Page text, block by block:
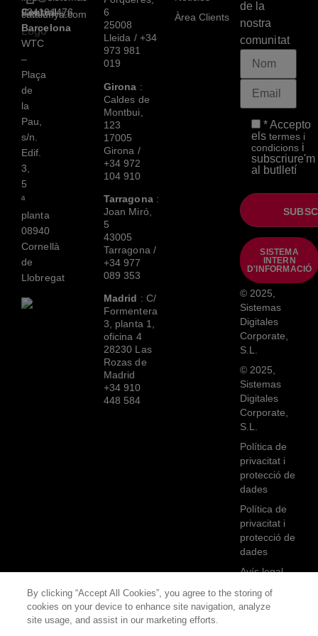
Central
Barcelona
WTC
–
Plaça
de
la
Pau,
s/n.
Edif.
3,
5
ª
planta
08940
Cornellà
de
Llobregat
934191476
catalunya.com
6
25008
Lleida / +34
973 981
019
Girona :
Caldes de
Montbui,
123
17005
Girona /
+34 972
104 910
Tarragona:
Joan Miró,
5
43005
Tarragona /
+34 977
089 353
Madrid : C/
Formentera
3, planta 1,
oficina 4
28230 Las
Rozas de
Madrid
+34 910
448 584
Àrea Clients
de la
nostra
comunitat
* Accepto
els termes i
condicionsi
subscriure'm
al butlletí
SISTEMA
INTERN
D'INFORMACIÓ
© 2025,
Sistemas
Digitales
Corporate,
S.L.
© 2025,
Sistemas
Digitales
Corporate,
S.L.
Política de
privacitat i
protecció de
dades
Política de
privacitat i
protecció de
dades
Avís legal
Avís legal
Política de
By clicking “Accept All Cookies”, you agree to the storing of
cookies on your device to enhance site navigation, analyze
site usage, and assist in our marketing efforts.